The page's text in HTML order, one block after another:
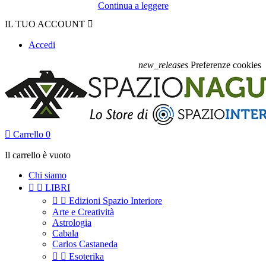
Continua a leggere
IL TUO ACCOUNT 
Accedi
new_releases Preferenze cookies
 Carrello 0
Il carrello è vuoto
Chi siamo
  LIBRI
  Edizioni Spazio Interiore
Arte e Creatività
Astrologia
Cabala
Carlos Castaneda
  Esoterika